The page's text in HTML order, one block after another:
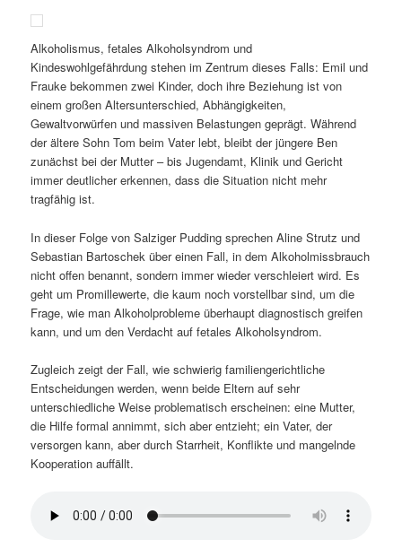
Alkoholismus, fetales Alkoholsyndrom und
Kindeswohlgefährdung stehen im Zentrum dieses Falls: Emil und
Frauke bekommen zwei Kinder, doch ihre Beziehung ist von
einem großen Altersunterschied, Abhängigkeiten,
Gewaltvorwürfen und massiven Belastungen geprägt. Während
der ältere Sohn Tom beim Vater lebt, bleibt der jüngere Ben
zunächst bei der Mutter – bis Jugendamt, Klinik und Gericht
immer deutlicher erkennen, dass die Situation nicht mehr
tragfähig ist.
In dieser Folge von Salziger Pudding sprechen Aline Strutz und
Sebastian Bartoschek über einen Fall, in dem Alkoholmissbrauch
nicht offen benannt, sondern immer wieder verschleiert wird. Es
geht um Promillewerte, die kaum noch vorstellbar sind, um die
Frage, wie man Alkoholprobleme überhaupt diagnostisch greifen
kann, und um den Verdacht auf fetales Alkoholsyndrom.
Zugleich zeigt der Fall, wie schwierig familiengerichtliche
Entscheidungen werden, wenn beide Eltern auf sehr
unterschiedliche Weise problematisch erscheinen: eine Mutter,
die Hilfe formal annimmt, sich aber entzieht; ein Vater, der
versorgen kann, aber durch Starrheit, Konflikte und mangelnde
Kooperation auffällt.